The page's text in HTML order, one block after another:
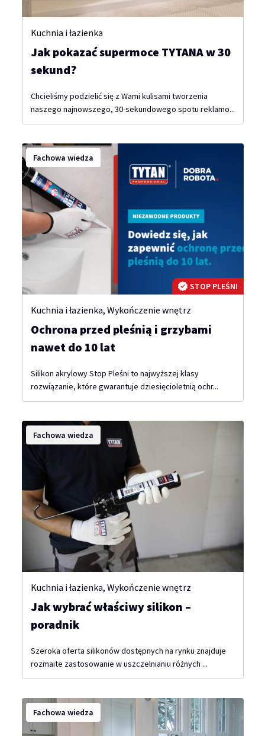
Kuchnia i łazienka
Jak pokazać supermoce TYTANA w 30
sekund?
Chcieliśmy podzielić się z Wami kulisami tworzenia
naszego najnowszego, 30-sekundowego spotu reklamo...
STOP PLEŚNI
Fachowa wiedza
Kuchnia i łazienka, Wykończenie wnętrz
Ochrona przed pleśnią i grzybami
nawet do 10 lat
Silikon akrylowy Stop Pleśni to najwyższej klasy
rozwiązanie, które gwarantuje dziesięcioletnią ochr...
Fachowa wiedza
Kuchnia i łazienka, Wykończenie wnętrz
Jak wybrać właściwy silikon –
poradnik
Szeroka oferta silikonów dostępnych na rynku znajduje
rozmaite zastosowanie w uszczelnianiu różnych ...
Fachowa wiedza